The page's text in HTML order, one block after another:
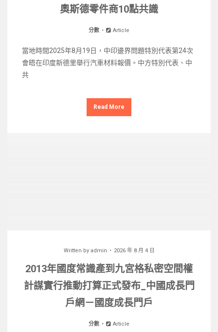
奧斯德零件商10點共識
分數 Article
當地時間2025年8月19日，中印邊界問題特別代表第24次
會晤在印度新德里舉行汽車材料報價。中方特別代表、中
共
Read More
Written by admin 2026 年 8 月 4 日
2013年國度常識產到九宮格私密空間權
計謀實行推動打算正式發布_中國成長門
戶網－國度成長門戶
分數 Article